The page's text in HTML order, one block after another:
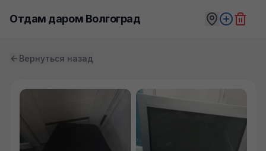
Отдам даром Волгоград
Вернуться назад